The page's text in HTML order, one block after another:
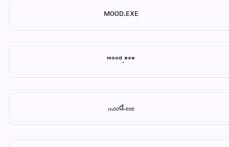
ᴍᴏᴏᴅ.ᴇxᴇ
ᵐᵒᵒᵈ.ᵉˣᵉ
ₘₒₒd.ₑₓₑ